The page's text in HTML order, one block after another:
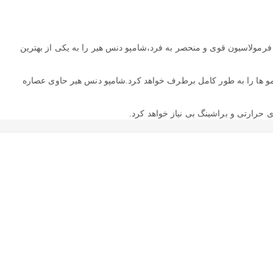
قوی و منحصر به فرد،شامپو دنس هیر را به یکی از بهترین
ها را به طور کامل برطرف خواهد کرد.شامپو دنس هیر حاوی عصاره
و براشینگ بی نیاز خواهد کرد.
تراپی موهایتان را ا فزایش می دهد.